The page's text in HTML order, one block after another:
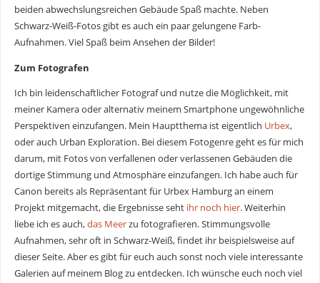
beiden abwechslungsreichen Gebäude Spaß machte. Neben
Schwarz-Weiß-Fotos gibt es auch ein paar gelungene Farb-
Aufnahmen. Viel Spaß beim Ansehen der Bilder!
Zum Fotografen
Ich bin leidenschaftlicher Fotograf und nutze die Möglichkeit, mit
meiner Kamera oder alternativ meinem Smartphone ungewöhnliche
Perspektiven einzufangen. Mein Hauptthema ist eigentlich Urbex,
oder auch Urban Exploration. Bei diesem Fotogenre geht es für mich
darum, mit Fotos von verfallenen oder verlassenen Gebäuden die
dortige Stimmung und Atmosphäre einzufangen. Ich habe auch für
Canon bereits als Repräsentant für Urbex Hamburg an einem
Projekt mitgemacht, die Ergebnisse seht ihr noch hier. Weiterhin
liebe ich es auch,das Meerzu fotografieren. Stimmungsvolle
Aufnahmen, sehr oft in Schwarz-Weiß, findet ihr beispielsweise auf
dieser Seite. Aber es gibt für euch auch sonst noch viele interessante
Galerien auf meinem Blog zu entdecken. Ich wünsche euch noch viel